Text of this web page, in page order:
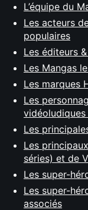
L’équipe du
Les acteurs
populaires
Les éditeurs
Les Mangas
Les marques
Les
Les
Les
séries) et de
Les super-
Les super-
associés